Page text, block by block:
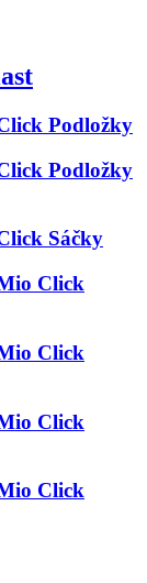
Podložky
Podložky
Sáčky
Click
Click
Click
Click